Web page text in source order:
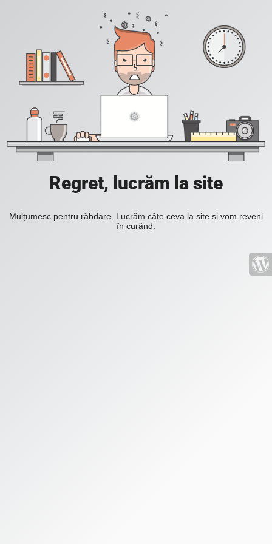
Regret, lucrăm la site
Mulțumesc pentru răbdare. Lucrăm câte ceva la site și vom reveni
în curând.